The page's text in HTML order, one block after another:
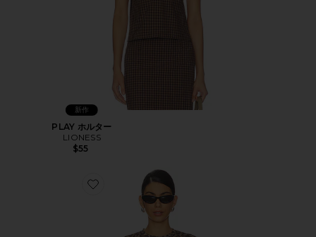
新作
PLAY ホルター
LIONESS
$55
Favorite SYLVIE LONG SLEEVE Tシャツ